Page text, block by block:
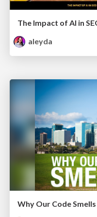
aleyda
Why Our Code Smells